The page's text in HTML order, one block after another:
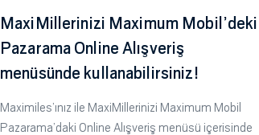
MaxiMillerinizi Maximum Mobil’deki
Pazarama Online Alışveriş
menüsünde kullanabilirsiniz!
Maximiles’ınız ile MaxiMillerinizi Maximum Mobil
Pazarama’daki Online Alışveriş menüsü içerisinde